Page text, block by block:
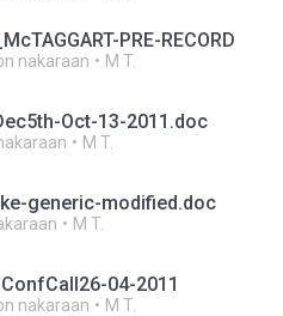
PRE-RECORD
nakaraan M T.
Oct-13-2011.doc
M T.
generic-modified.doc
M T.
04-2011
nakaraan M T.